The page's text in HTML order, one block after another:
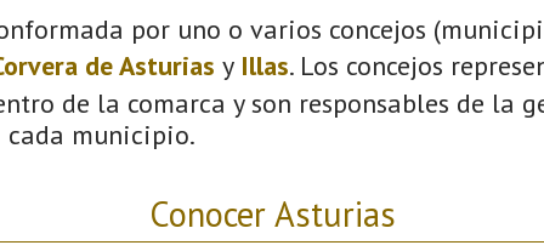
por uno o varios concejos
de Asturias y Illas. Los concejos
de la comarca y son responsables de la
cada municipio.
Conocer Asturias